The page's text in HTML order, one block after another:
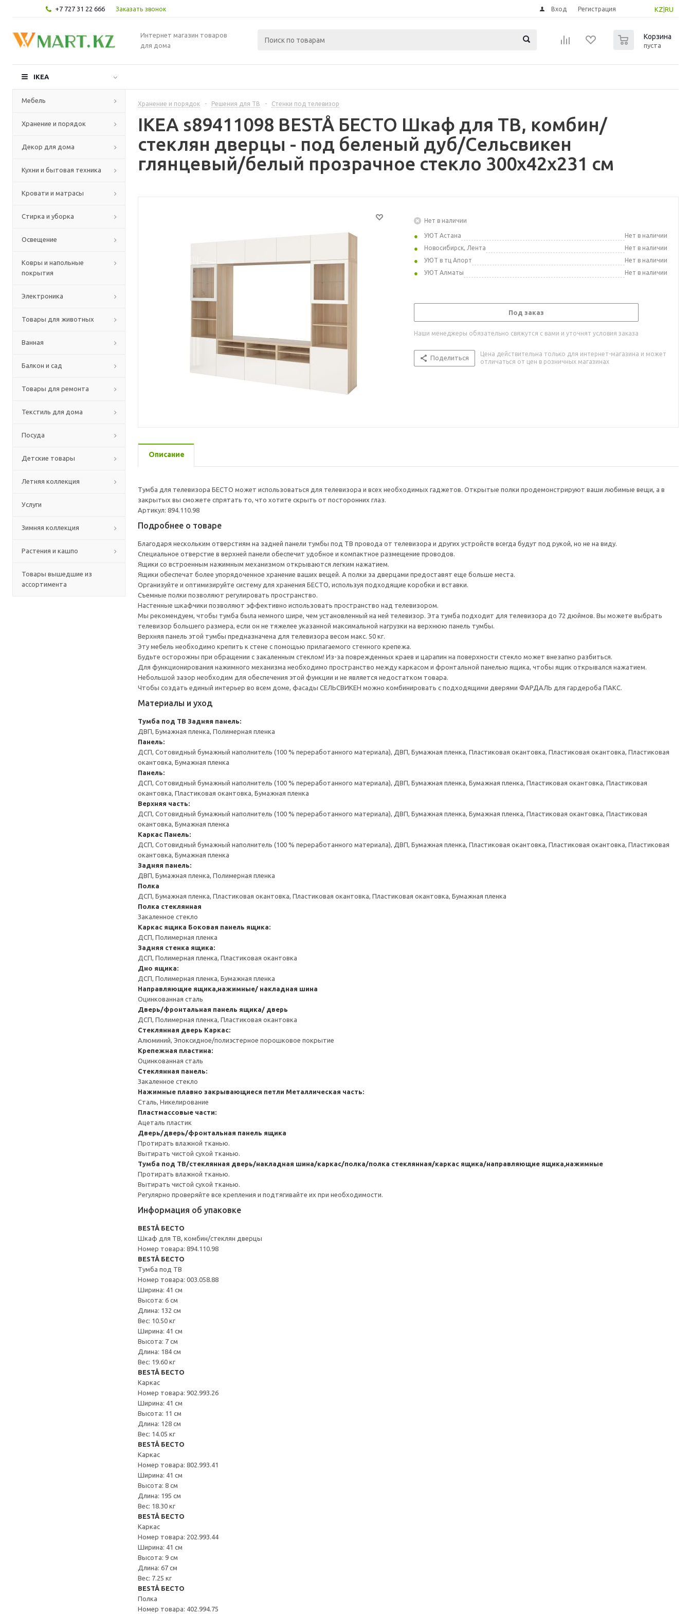
+7 727 31 22 666 Заказать звонок KZ RU
Вход Регистрация
Интернет магазин товаров
для дома
Корзина
пуста
IKEA
Мебель
Хранение и порядок
Декор для дома
Кухни и бытовая техника
Кровати и матрасы
Стирка и уборка
Освещение
Ковры и напольные
покрытия
Электроника
Товары для животных
Ванная
Балкон и сад
Товары для ремонта
Текстиль для дома
Посуда
Детские товары
Летняя коллекция
Услуги
Зимняя коллекция
Растения и кашпо
Товары вышедшие из
ассортимента
Хранение и порядок - Решения для ТВ - Стенки под телевизор
IKEA s89411098 BESTÅ БЕСТО Шкаф для ТВ, комбин/
стеклян дверцы - под беленый дуб/Сельсвикен
глянцевый/белый прозрачное стекло 300x42x231 см
Нет в наличии
УЮТ Астана
Нет в наличии
Новосибирск, Лента
Нет в наличии
УЮТ в тц Апорт
Нет в наличии
УЮТ Алматы
Нет в наличии
Под заказ
Наши менеджеры обязательно свяжутся с вами и уточнят условия заказа
Поделиться
Цена действительна только для интернет-магазина и может
отличаться от цен в розничных магазинах
Описание
Тумба для телевизора БЕСТО может использоваться для телевизора и всех необходимых гаджетов. Открытые полки продемонстрируют ваши любимые вещи, а в
закрытых вы сможете спрятать то, что хотите скрыть от посторонних глаз.
Артикул: 894.110.98
Подробнее о товаре
Благодаря нескольким отверстиям на задней панели тумбы под ТВ провода от телевизора и других устройств всегда будут под рукой, но не на виду.
Специальное отверстие в верхней панели обеспечит удобное и компактное размещение проводов.
Ящики со встроенным нажимным механизмом открываются легким нажатием.
Ящики обеспечат более упорядоченное хранение ваших вещей. А полки за дверцами предоставят еще больше места.
Организуйте и оптимизируйте систему для хранения БЕСТО, используя подходящие коробки и вставки.
Съемные полки позволяют регулировать пространство.
Настенные шкафчики позволяют эффективно использовать пространство над телевизором.
Мы рекомендуем, чтобы тумба была немного шире, чем установленный на ней телевизор. Эта тумба подходит для телевизора до 72 дюймов. Вы можете выбрать
телевизор большего размера, если он не тяжелее указанной максимальной нагрузки на верхнюю панель тумбы.
Верхняя панель этой тумбы предназначена для телевизора весом макс. 50 кг.
Эту мебель необходимо крепить к стене с помощью прилагаемого стенного крепежа.
Будьте осторожны при обращении с закаленным стеклом! Из-за поврежденных краев и царапин на поверхности стекло может внезапно разбиться.
Для функционирования нажимного механизма необходимо пространство между каркасом и фронтальной панелью ящика, чтобы ящик открывался нажатием.
Небольшой зазор необходим для обеспечения этой функции и не является недостатком товара.
Чтобы создать единый интерьер во всем доме, фасады СЕЛЬСВИКЕН можно комбинировать с подходящими дверями ФАРДАЛЬ для гардероба ПАКС.
Материалы и уход
Тумба под ТВ Задняя панель:
ДВП, Бумажная пленка, Полимерная пленка
Панель:
ДСП, Сотовидный бумажный наполнитель (100 % переработанного материала), ДВП, Бумажная пленка, Пластиковая окантовка, Пластиковая окантовка, Пластиковая
окантовка, Бумажная пленка
Панель:
ДСП, Сотовидный бумажный наполнитель (100 % переработанного материала), ДВП, Бумажная пленка, Бумажная пленка, Пластиковая окантовка, Пластиковая
окантовка, Пластиковая окантовка, Бумажная пленка
Верхняя часть:
ДСП, Сотовидный бумажный наполнитель (100 % переработанного материала), ДВП, Бумажная пленка, Бумажная пленка, Пластиковая окантовка, Пластиковая
окантовка, Бумажная пленка
Каркас Панель:
ДСП, Сотовидный бумажный наполнитель (100 % переработанного материала), ДВП, Бумажная пленка, Пластиковая окантовка, Пластиковая окантовка, Пластиковая
окантовка, Бумажная пленка
Задняя панель:
ДВП, Бумажная пленка, Полимерная пленка
Полка
ДСП, Бумажная пленка, Пластиковая окантовка, Пластиковая окантовка, Пластиковая окантовка, Бумажная пленка
Полка стеклянная
Закаленное стекло
Каркас ящика Боковая панель ящика:
ДСП, Полимерная пленка
Задняя стенка ящика:
ДСП, Полимерная пленка, Пластиковая окантовка
Дно ящика:
ДСП, Полимерная пленка, Бумажная пленка
Направляющие ящика,нажимные/ накладная шина
Оцинкованная сталь
Дверь/фронтальная панель ящика/ дверь
ДСП, Полимерная пленка, Пластиковая окантовка
Стеклянная дверь Каркас:
Алюминий, Эпоксидное/полиэстерное порошковое покрытие
Крепежная пластина:
Оцинкованная сталь
Стеклянная панель:
Закаленное стекло
Нажимные плавно закрывающиеся петли Металлическая часть:
Сталь, Никелирование
Пластмассовые части:
Ацеталь пластик
Дверь/дверь/фронтальная панель ящика
Протирать влажной тканью.
Вытирать чистой сухой тканью.
Тумба под ТВ/стеклянная дверь/накладная шина/каркас/полка/полка стеклянная/каркас ящика/направляющие ящика,нажимные
Протирать влажной тканью.
Вытирать чистой сухой тканью.
Регулярно проверяйте все крепления и подтягивайте их при необходимости.
Информация об упаковке
BESTÅ БЕСТО
Шкаф для ТВ, комбин/стеклян дверцы
Номер товара: 894.110.98
BESTÅ БЕСТО
Тумба под ТВ
Номер товара: 003.058.88
Ширина: 41 см
Высота: 6 см
Длина: 132 см
Вес: 10.50 кг
Ширина: 41 см
Высота: 7 см
Длина: 184 см
Вес: 19.60 кг
BESTÅ БЕСТО
Каркас
Номер товара: 902.993.26
Ширина: 41 см
Высота: 11 см
Длина: 128 см
Вес: 14.05 кг
BESTÅ БЕСТО
Каркас
Номер товара: 802.993.41
Ширина: 41 см
Высота: 8 см
Длина: 195 см
Вес: 18.30 кг
BESTÅ БЕСТО
Каркас
Номер товара: 202.993.44
Ширина: 41 см
Высота: 9 см
Длина: 67 см
Вес: 7.25 кг
BESTÅ БЕСТО
Полка
Номер товара: 402.994.75